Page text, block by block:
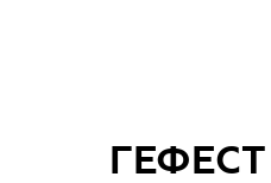
ГЕФЕСТ